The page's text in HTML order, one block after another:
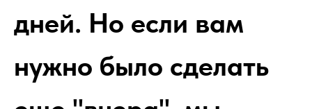
дней. Но если вам
нужно было сделать